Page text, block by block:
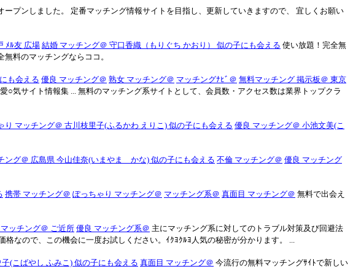
プンしました。 定番マッチング情報サイトを目指し、更新していきますので、 宜しくお願い
ﾒﾙ友 広場 結婚 マッチング＠ 守口香織（もりぐち かおり） 似の子にも会える 使い放題！完全無
料のマッチングならココ。
も会える 優良 マッチング＠ 熟女 マッチング＠ マッチングﾅﾋﾞ＠ 無料マッチング 掲示板＠ 東京
気サイト情報集 ... 無料のマッチング系サイトとして、会員数・アクセス数は業界トップクラ
り マッチング＠ 古川枝里子(ふるかわ えりこ) 似の子にも会える 優良 マッチング＠ 小池文美(こ
ング＠ 広島県 今山佳奈(いまやま かな) 似の子にも会える 不倫 マッチング＠ 優良 マッチング
携帯 マッチング＠ ぽっちゃり マッチング＠ マッチング系＠ 真面目 マッチング＠ 無料で出会え
ッチング＠ ご近所優良 マッチング系＠ 主にマッチング系に対してのトラブル対策及び回避法
なので、この機会に一度お試しください。ｲｸﾖｸﾙﾖ人気の秘密が分かります。 ...
(こばやし ふみこ) 似の子にも会える 真面目 マッチング＠ 今流行の無料マッチングｻｲﾄで新しい